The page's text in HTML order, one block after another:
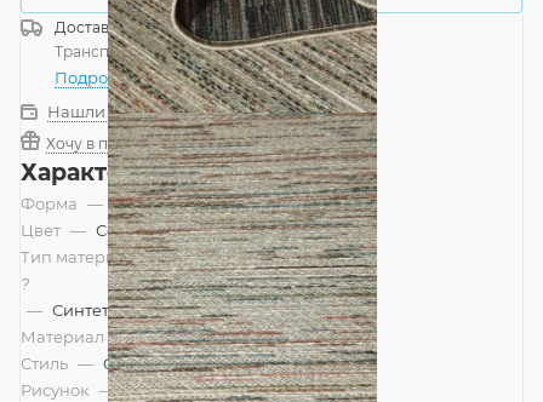
ДоставкаРоссия
Транспортной компанией—бесплатно
Подробнее
Нашли дешевле?
Хочу в подарок
Характеристики
Форма — Прямоугольник
Цвет — Серый
Тип материала
?
— Синтетический
Материал — Полипропилен
Стиль — Современный
Рисунок — Современный